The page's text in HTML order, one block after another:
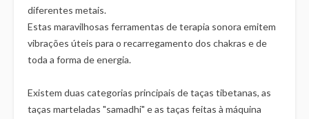
diferentes metais.
Estas maravilhosas ferramentas de terapia sonora emitem
vibrações úteis para o recarregamento dos chakras e de
toda a forma de energia.
Existem duas categorias principais de taças tibetanas, as
taças marteladas "samadhi" e as taças feitas à máquina